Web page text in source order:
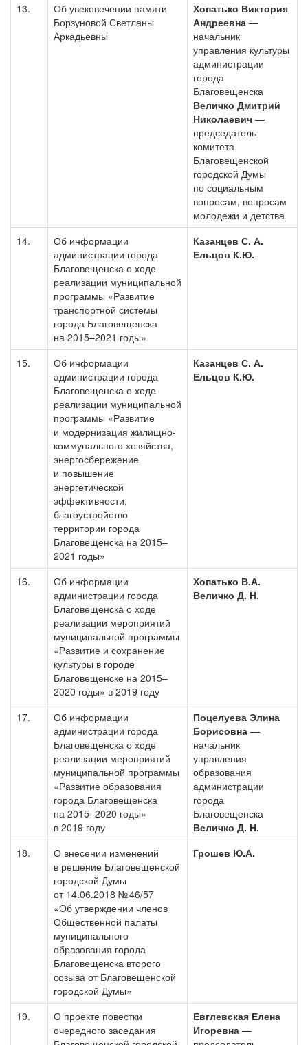
13.
Об увековечении памяти
Борзуновой Светланы
Аркадьевны
Хопатько Виктория
Андреевна —
начальник
управления культуры
администрации
города
Благовещенска
Величко Дмитрий
Николаевич —
председатель
комитета
Благовещенской
городской Думы
по социальным
вопросам, вопросам
молодежи и детства
14.
Об информации
администрации города
Благовещенска о ходе
реализации муниципальной
программы «Развитие
транспортной системы
города Благовещенска
на 2015–2021 годы»
Казанцев С. А.
Ельцов К.Ю.
15.
Об информации
администрации города
Благовещенска о ходе
реализации муниципальной
программы «Развитие
и модернизация жилищно-
коммунального хозяйства,
энергосбережение
и повышение
энергетической
эффективности,
благоустройство
территории города
Благовещенска на 2015–
2021 годы»
Казанцев С. А.
Ельцов К.Ю.
16.
Об информации
администрации города
Благовещенска о ходе
реализации мероприятий
муниципальной программы
«Развитие и сохранение
культуры в городе
Благовещенске на 2015–
2020 годы» в 2019 году
Хопатько В.А.
Величко Д. Н.
17.
Об информации
администрации города
Благовещенска о ходе
реализации мероприятий
муниципальной программы
«Развитие образования
города Благовещенска
на 2015–2020 годы»
в 2019 году
Поцелуева Элина
Борисовна —
начальник
управления
образования
администрации
города
Благовещенска
Величко Д. Н.
18.
О внесении изменений
в решение Благовещенской
городской Думы
от 14.06.2018 № 46/57
«Об утверждении членов
Общественной палаты
муниципального
образования города
Благовещенска второго
созыва от Благовещенской
городской Думы»
Грошев Ю.А.
19.
О проекте повестки
очередного заседания
Евглевская Елена
Игоревна —